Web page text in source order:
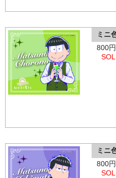
ミニ
800
ミニ
800